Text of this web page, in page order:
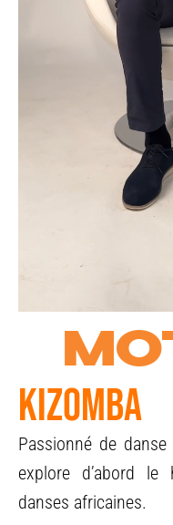
KIZOMBA
Passionné de
explore d’abord
danses africaines.